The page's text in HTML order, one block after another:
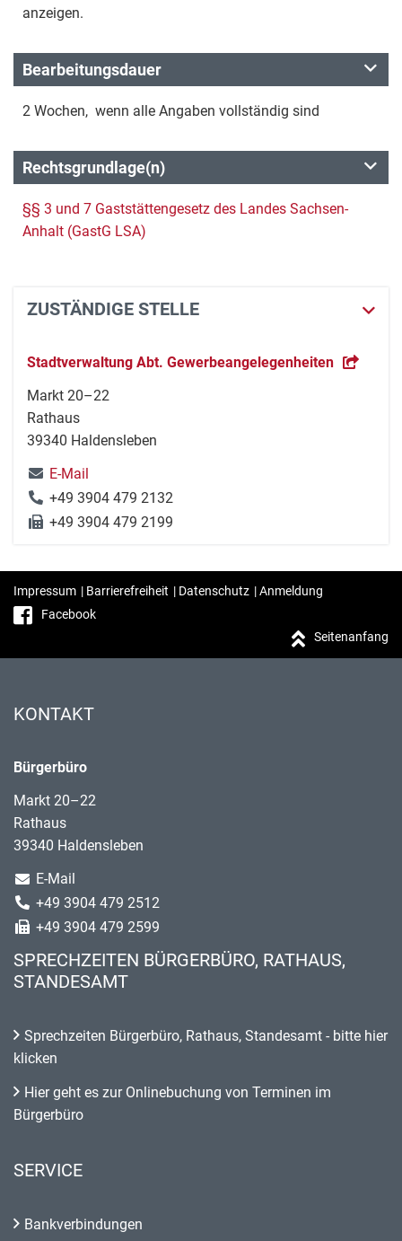
anzeigen.
Bearbeitungsdauer
2 Wochen, wenn alle Angaben vollständig sind
Rechtsgrundlage(n)
§§ 3 und 7 Gaststättengesetz des Landes Sachsen-
Anhalt (GastG LSA)
ZUSTÄNDIGE STELLE
Stadtverwaltung Abt. Gewerbeangelegenheiten
Markt 20–22
Rathaus
39340 Haldensleben
E-Mail
+49 3904 479 2132
+49 3904 479 2199
Impressum | Barrierefreiheit | Datenschutz |Anmeldung
Facebook
Seitenanfang
KONTAKT
Bürgerbüro
Markt 20–22
Rathaus
39340 Haldensleben
E-Mail
+49 3904 479 2512
+49 3904 479 2599
SPRECHZEITEN BÜRGERBÜRO, RATHAUS,
STANDESAMT
Sprechzeiten Bürgerbüro, Rathaus, Standesamt - bitte hier
klicken
Hier geht es zur Onlinebuchung von Terminen im
Bürgerbüro
SERVICE
Bankverbindungen